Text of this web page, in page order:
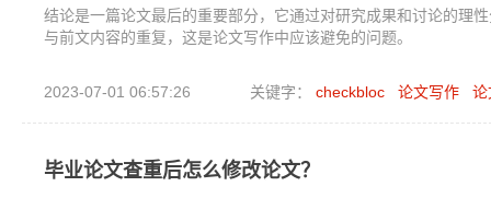
结论是一篇论文最后的重要部分，它通过对研究成果和讨论的理
与前文内容的重复，这是论文写作中应该避免的问题。
2023-07-01 06:57:26 关键字： checkbloc 论文写作 论
毕业论文查重后怎么修改论文？